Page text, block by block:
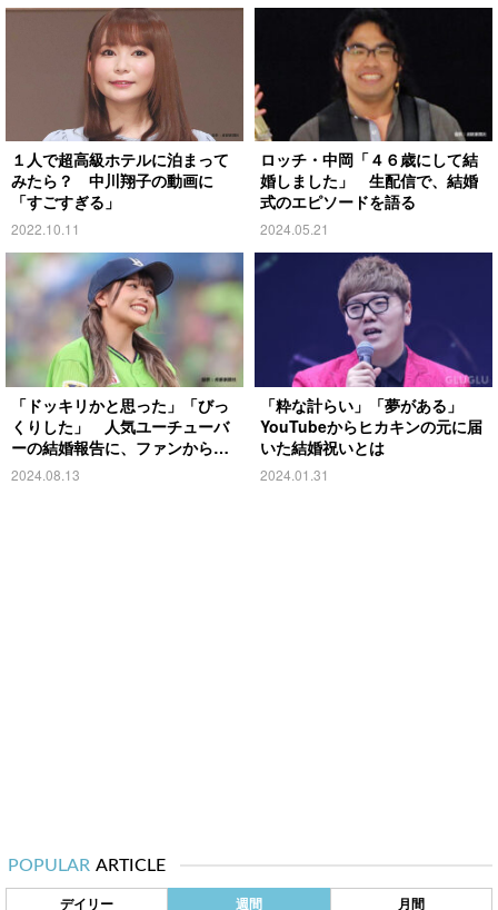
１人で超高級ホテルに泊まって
みたら？ 中川翔子の動画に
「すごすぎる」
2022.10.11
ロッチ・中岡「４６歳にして結
婚しました」 生配信で、結婚
式のエピソードを語る
2024.05.21
「ドッキリかと思った」「びっ
くりした」 人気ユーチューバ
ーの結婚報告に、ファンから驚
きの声
2024.08.13
「粋な計らい」「夢がある」
YouTubeからヒカキンの元に届
いた結婚祝いとは
2024.01.31
POPULAR ARTICLE
デイリー 週間 月間